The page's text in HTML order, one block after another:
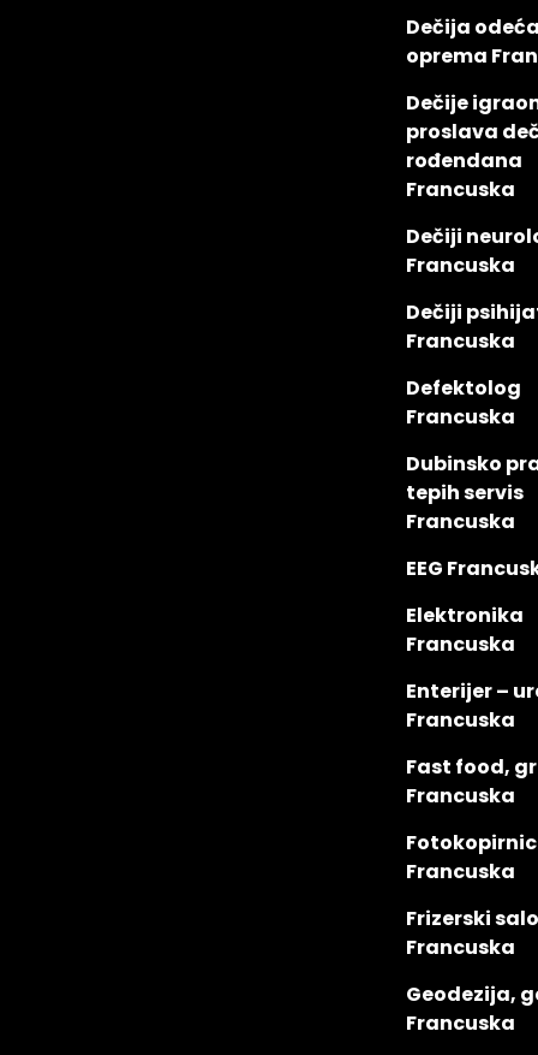
Dečija
oprema
Dečije
proslava
rođendana
Francuska
Dečiji
Francuska
Dečiji
Francuska
Defektolog
Francuska
Dubinsko
tepih servis
Francuska
EEG
Elektronika
Francuska
Enterijer –
Francuska
Fast food,
Francuska
Francuska
Frizerski
Francuska
Geodezija,
Francuska